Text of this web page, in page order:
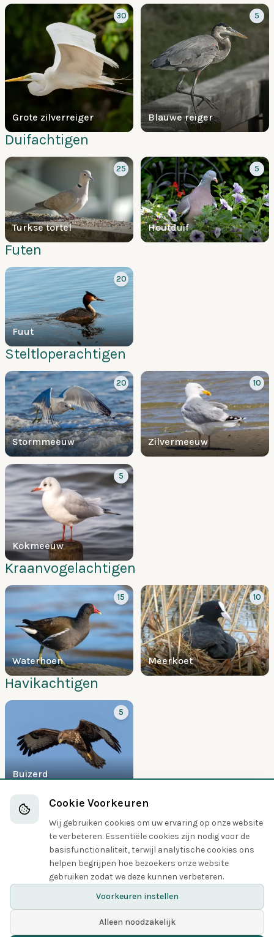
Grote zilverreiger
30
Blauwe reiger
5
Duifachtigen
Turkse tortel
25
Houtduif
5
Futen
Fuut
20
Steltloperachtigen
Stormmeeuw
20
Zilvermeeuw
10
Kokmeeuw
5
Kraanvogelachtigen
Waterhoen
15
Meerkoet
10
Havikachtigen
Buizerd
5
Suleachtigen
Aalscholver
5
Cookie Voorkeuren
Wij gebruiken cookies om uw ervaring op onze website
te verbeteren. Essentiële cookies zijn nodig voor de
basisfunctionaliteit, terwijl analytische cookies ons
helpen begrijpen hoe bezoekers onze website
gebruiken zodat we deze kunnen verbeteren.
Voorkeuren instellen
Alleen noodzakelijk